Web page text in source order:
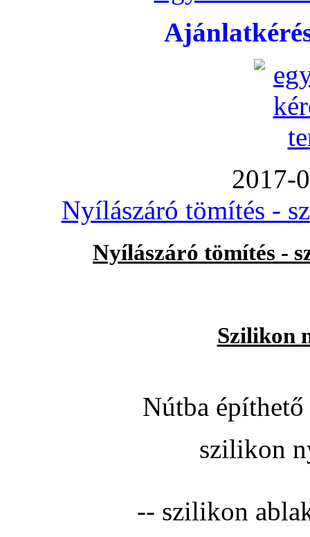
2017-
Nyílászáró tömítés -
Nyílászáró tömítés -
Szilikon
Nútba
szilikon
-- szilikon